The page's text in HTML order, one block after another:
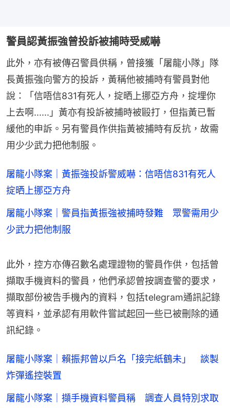
警員認黃振強曾投訴被捕時受威嚇
此外，亦有被傳召警員供稱，曾接獲「屠龍小隊」隊
長黃振強向警方的投訴，黃稱他被捕時有警員對他
說：「信唔信831有死人，掟晒上挪亞方舟，掟埋你
上去啊......」黃亦有投訴被捕時被毆打，但指黃已暫
緩他的申訴。另有警員作供指黃被捕時有反抗，故需
用少少武力把他制服。
屠龍小隊案｜黃振強投訴警威嚇：信唔信831有死人
掟晒上挪亞方舟
屠龍小隊案｜警員指黃振強被捕時發難 眾警需用少
少武力把他制服
此外，控方亦傳召數名處理證物的警員作供，包括曾
擷取手機資料的警員，他們承認曾按調查警的要求，
擷取部份被告手機內的資料，包括telegram通訊記錄
等資料，並承認有用軟件嘗試起回一些已被刪除的通
訊紀錄。
屠龍小隊案｜賴振邦曾以戶名「接完紙鶴未」 談製
炸彈遙控裝置
屠龍小隊案｜擷手機資料警員稱 調查人員特別求取